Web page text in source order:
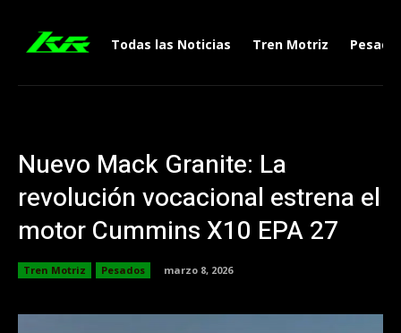
Todas las Noticias Tren Motriz
Nuevo Mack Granite: La
revolución vocacional estrena el
motor Cummins X10 EPA 27
Tren Motriz Pesados marzo 8, 2026